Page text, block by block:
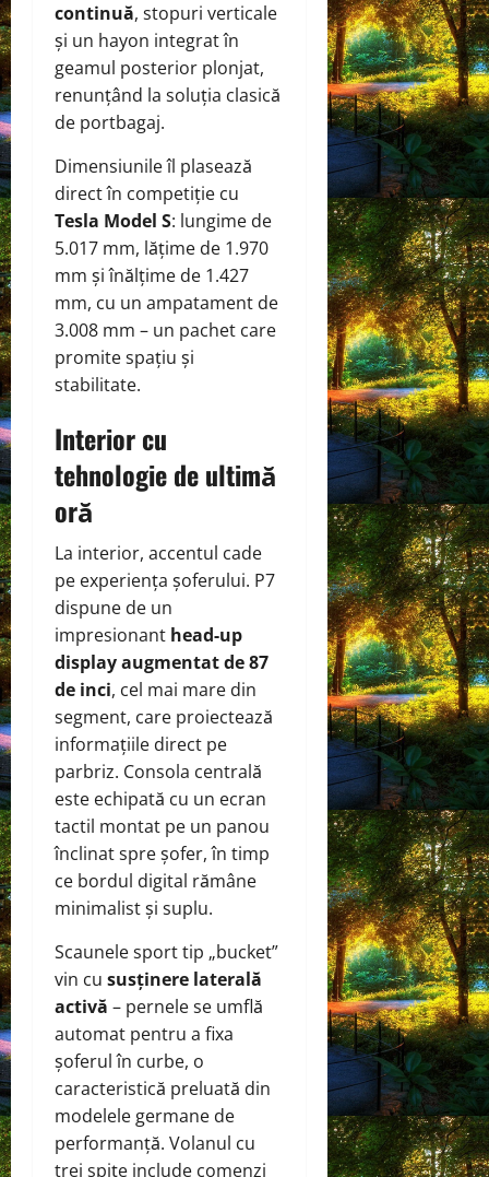
continuă, stopuri verticale
și un hayon integrat în
geamul posterior plonjat,
renunțând la soluția clasică
de portbagaj.
Dimensiunile îl plasează
direct în competiție cu
Tesla Model S: lungime de
5.017 mm, lățime de 1.970
mm și înălțime de 1.427
mm, cu un ampatament de
3.008 mm – un pachet care
promite spațiu și
stabilitate.
Interior cu
tehnologie de ultimă
oră
La interior, accentul cade
pe experiența șoferului. P7
dispune de un
impresionant head-up
display augmentat de 87
de inci, cel mai mare din
segment, care proiectează
informațiile direct pe
parbriz. Consola centrală
este echipată cu un ecran
tactil montat pe un panou
înclinat spre șofer, în timp
ce bordul digital rămâne
minimalist și suplu.
Scaunele sport tip „bucket”
vin cu susținere laterală
activă – pernele se umflă
automat pentru a fixa
șoferul în curbe, o
caracteristică preluată din
modelele germane de
performanță. Volanul cu
trei spițe include comenzi